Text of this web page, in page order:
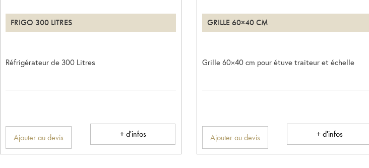
FRIGO 300 LITRES
Réfrigérateur de 300 Litres
Ajouter au devis + d'infos
GRILLE 60×40 CM
Grille 60×40 cm pour étuve traiteur et échelle
Ajouter au devis + d'infos